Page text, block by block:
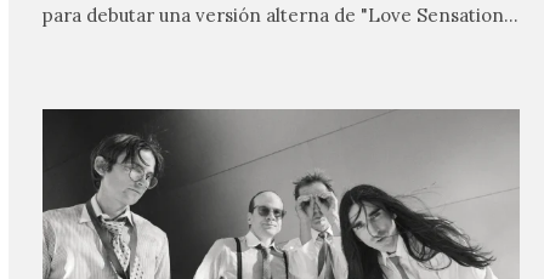
para debutar una versión alterna de "Love Sensation",